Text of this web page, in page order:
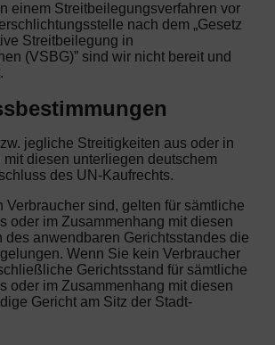
einem Streitbeilegungsverfahren vor
nach dem „Gesetz
Streitbeilegung in
(VSBG)” sind wir nicht bereit und
jegliche Streitigkeiten aus oder in
diesen unterliegen deutschem
des UN-Kaufrechts.
Verbraucher sind, gelten für sämtliche
oder im Zusammenhang mit diesen
des anwendbaren Gerichtsstandes die
Wenn Sie kein Verbraucher
Gerichtsstand für sämtliche
oder im Zusammenhang mit diesen
Gericht am Sitz der Stadt-